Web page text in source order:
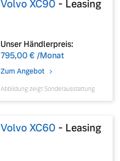
Volvo XC90 - Leasing
Unser Händlerpreis:
795,00 € /Monat
Zum Angebot
Abbildung zeigt Sonderausstattung
Volvo XC60 - Leasing